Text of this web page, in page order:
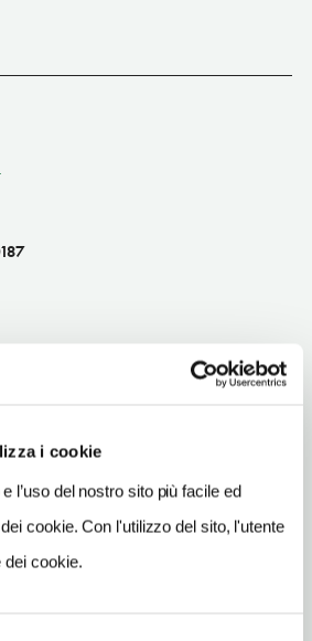
i cookie
l’uso del nostro sito più facile ed
cookie. Con l'utilizzo del sito, l'utente
dei cookie.